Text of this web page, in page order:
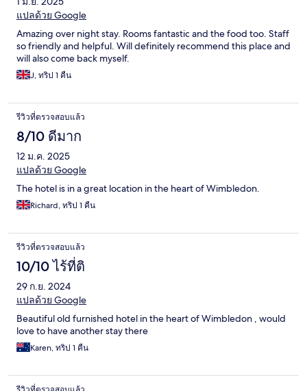
แปลด้วย Google
Amazing over night stay. Rooms fantastic and the food too. Staff
so friendly and helpful. Will definitely recommend this place and
will also come back myself.
J, ทริป 1 คืน
รีวิวที่ตรวจสอบแล้ว
8/10 ดีมาก
12 ม.ค. 2025
แปลด้วย Google
The hotel is in a great location in the heart of Wimbledon.
Richard, ทริป 1 คืน
รีวิวที่ตรวจสอบแล้ว
10/10 ไร้ที่ติ
29 ก.ย. 2024
แปลด้วย Google
Beautiful old furnished hotel in the heart of Wimbledon , would
love to have another stay there
Karen, ทริป 1 คืน